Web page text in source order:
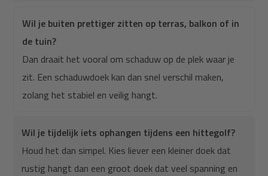
Wil je buiten prettiger zitten op terras, balkon of in
de tuin?
Dan draait het vooral om schaduw op de plek waar je
zit. Een schaduwdoek kan dan snel verschil maken,
zolang het stabiel en veilig hangt.
Wil je tijdelijk iets ophangen tijdens een hittegolf?
Houd het dan simpel. Kies liever een kleiner doek dat
rustig hangt dan een groot doek dat veel spanning en